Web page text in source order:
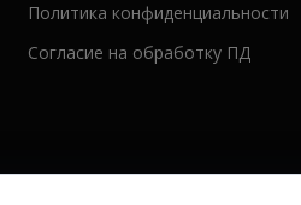
Политика конфиденциальности
Согласие на обработку ПД